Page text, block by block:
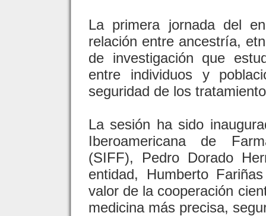
La primera jornada del
relación entre ancestría,
de investigación que
entre individuos y
seguridad de los
La sesión ha sido
Iberoamericana de
(SIFF), Pedro Dorado
entidad, Humberto
valor de la cooperación
medicina más precisa,